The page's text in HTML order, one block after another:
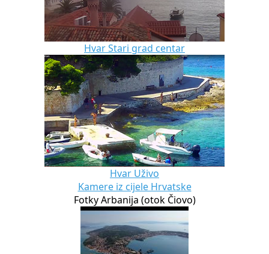
Hvar Stari grad centar
Hvar Uživo
Kamere iz cijele Hrvatske
Fotky Arbanija (otok Čiovo)